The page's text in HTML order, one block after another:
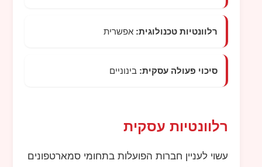
רלוונטיות טכנולוגית:אפשרית
סיכוי פעולה עסקית:בינוניים
רלוונטיות עסקית
עשוי לעניין חברות הפועלות בתחומי סמארטפונים